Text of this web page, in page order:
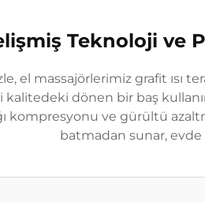
Teknoloji ve
el massajörlerimiz grafit ısı
dönen bir baş
kompresyonu ve gürültü
batmadan sunar,